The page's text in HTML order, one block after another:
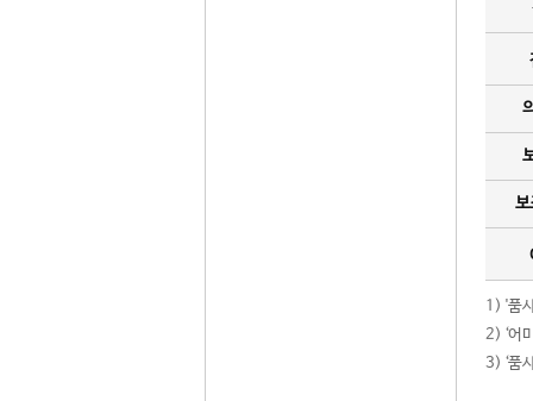
보
1) '품
2) ‘어
3) ‘품